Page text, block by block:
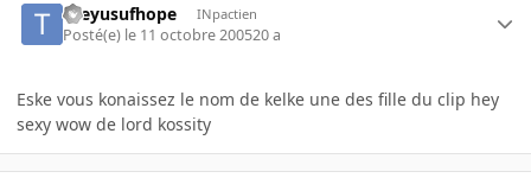
theyusufhope INpactien
Posté(e) le 11 octobre 200520 a
Eske vous konaissez le nom de kelke une des fille du clip hey
sexy wow de lord kossity